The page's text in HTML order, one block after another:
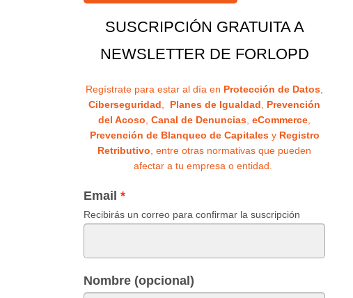
SUSCRIPCIÓN GRATUITA A
NEWSLETTER DE FORLOPD
Regístrate para estar al día en Protección de Datos,
Ciberseguridad, Planes de Igualdad, Prevención
del Acoso,Canal de Denuncias, eCommerce,
Prevención de Blanqueo de Capitalesy Registro
Retributivo, entre otras normativas que pueden
afectar a tu empresa o entidad.
Email
Recibirás un correo para confirmar la suscripción
Nombre (opcional)